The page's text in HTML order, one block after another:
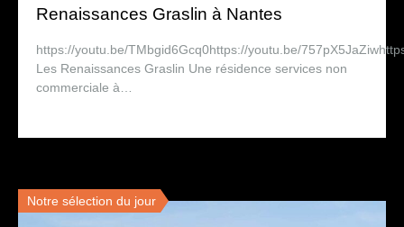
Renaissances Graslin à Nantes
https://youtu.be/TMbgid6Gcq0https://youtu.be/
Les Renaissances Graslin Une résidence services non
commerciale à…
Notre sélection du jour